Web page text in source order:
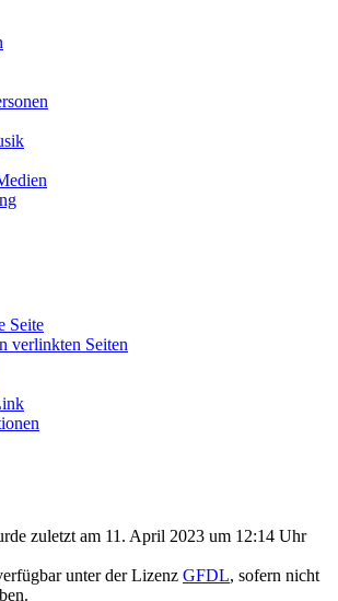
Seite
verlinkten Seiten
zuletzt am 11. April 2023 um 12:14 Uhr
unter der Lizenz GFDL, sofern nicht